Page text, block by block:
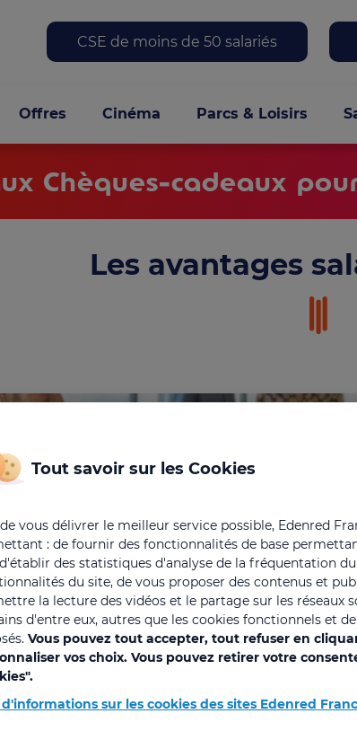
Top menu
CSE de moins de 50 salariés
Offres Cinéma Parcs & Loisirs
Chèques-cadeaux
Les avantages
Ecrit le 18/02/2026 - Mise
: de quoi parle-
Tout savoir sur les Cookies
vous délivrer le meilleur service possible, Edenred
: de fournir des fonctionnalités de base
des statistiques d'analyse de la fréquentation
du site, de vous proposer des contenus et
la lecture des vidéos et le partage sur les réseaux
d'entre eux, autres que les cookies fonctionnels et
Vous pouvez tout accepter, tout refuser en
vos choix. Vous pouvez retirer votre
d'informations sur les cookies des sites Edenred